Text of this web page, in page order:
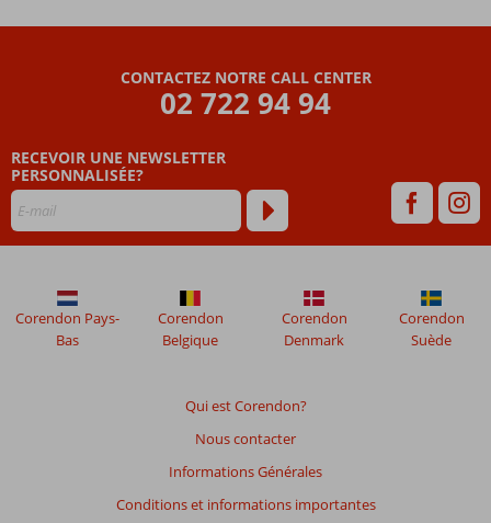
datant
de
48
ne
sont
plus
CONTACTEZ NOTRE CALL CENTER
02 722 94 94
RECEVOIR UNE NEWSLETTER
PERSONNALISÉE?
Qui est Corendon?
Nous contacter
Informations Générales
Conditions et informations importantes
Corendon Pays-
Bas
Corendon
Belgique
Corendon
Denmark
Corendon
Suède